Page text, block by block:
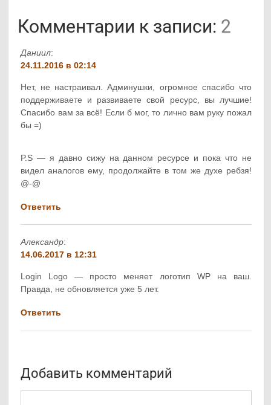
Комментарии к записи: 2
Даниил:
24.11.2016 в 02:14
Нет, не настраивал. Админушки, огромное спасибо что
поддерживаете и развиваете свой ресурс, вы лучшие!
Спасибо вам за всё! Если б мог, то лично вам руку пожал
бы =)
P.S — я давно сижу на данном ресурсе и пока что не
видел аналогов ему, продолжайте в том же духе ребзя!
@-@
Ответить
Александр:
14.06.2017 в 12:31
Login Logo — просто меняет логотип WP на ваш.
Правда, не обновляется уже 5 лет.
Ответить
Добавить комментарий